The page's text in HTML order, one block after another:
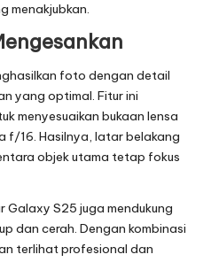
menakjubkan.
foto dengan detail
yang optimal. Fitur ini
menyesuaikan bukaan lensa
f/16. Hasilnya, latar belakang
objek utama tetap fokus
Galaxy S25 juga mendukung
dan cerah. Dengan kombinasi
terlihat profesional dan